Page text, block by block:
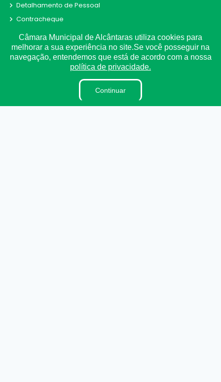
Detalhamento de Pessoal
Contracheque
Receitas e Despesas
Radar da Transparência
Convênio
Câmara Municipal de Alcântaras utiliza cookies para
melhorar a sua experiência no site.Se você posseguir na
navegação, entendemos que está de acordo com a nossa
política de privacidade.
Continuar